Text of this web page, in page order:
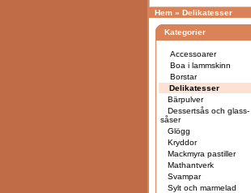
Hem » Delikatesser
Kategorier
Accessoarer
Boa i lammskinn
Borstar
Delikatesser
Bärpulver
Dessertsås och glass-
såser
Glögg
Kryddor
Mackmyra pastiller
Mathantverk
Svampar
Sylt och marmelad